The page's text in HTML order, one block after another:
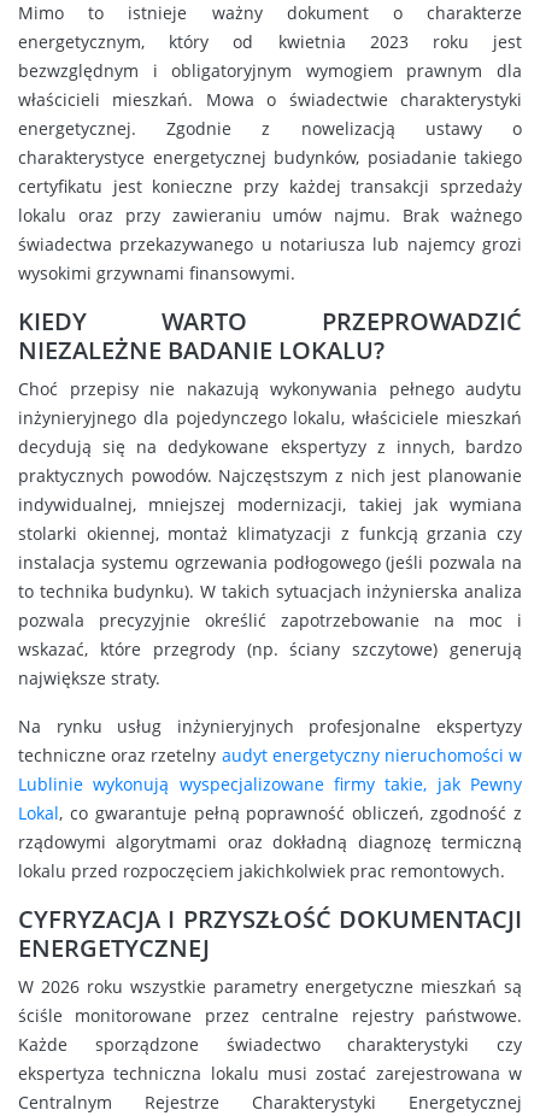
Mimo to istnieje ważny dokument o charakterze
energetycznym, który od kwietnia 2023 roku jest
bezwzględnym i obligatoryjnym wymogiem prawnym dla
właścicieli mieszkań. Mowa o świadectwie charakterystyki
energetycznej. Zgodnie z nowelizacją ustawy o
charakterystyce energetycznej budynków, posiadanie takiego
certyfikatu jest konieczne przy każdej transakcji sprzedaży
lokalu oraz przy zawieraniu umów najmu. Brak ważnego
świadectwa przekazywanego u notariusza lub najemcy grozi
wysokimi grzywnami finansowymi.
KIEDY WARTO PRZEPROWADZIĆ
NIEZALEŻNE BADANIE LOKALU?
Choć przepisy nie nakazują wykonywania pełnego audytu
inżynieryjnego dla pojedynczego lokalu, właściciele mieszkań
decydują się na dedykowane ekspertyzy z innych, bardzo
praktycznych powodów. Najczęstszym z nich jest planowanie
indywidualnej, mniejszej modernizacji, takiej jak wymiana
stolarki okiennej, montaż klimatyzacji z funkcją grzania czy
instalacja systemu ogrzewania podłogowego (jeśli pozwala na
to technika budynku). W takich sytuacjach inżynierska analiza
pozwala precyzyjnie określić zapotrzebowanie na moc i
wskazać, które przegrody (np. ściany szczytowe) generują
największe straty.
Na rynku usług inżynieryjnych profesjonalne ekspertyzy
techniczne oraz rzetelny audyt energetyczny nieruchomości w
Lublinie wykonują wyspecjalizowane firmy takie, jak Pewny
Lokal, co gwarantuje pełną poprawność obliczeń, zgodność z
rządowymi algorytmami oraz dokładną diagnozę termiczną
lokalu przed rozpoczęciem jakichkolwiek prac remontowych.
CYFRYZACJA I PRZYSZŁOŚĆ DOKUMENTACJI
ENERGETYCZNEJ
W 2026 roku wszystkie parametry energetyczne mieszkań są
ściśle monitorowane przez centralne rejestry państwowe.
Każde sporządzone świadectwo charakterystyki czy
ekspertyza techniczna lokalu musi zostać zarejestrowana w
Centralnym Rejestrze Charakterystyki Energetycznej